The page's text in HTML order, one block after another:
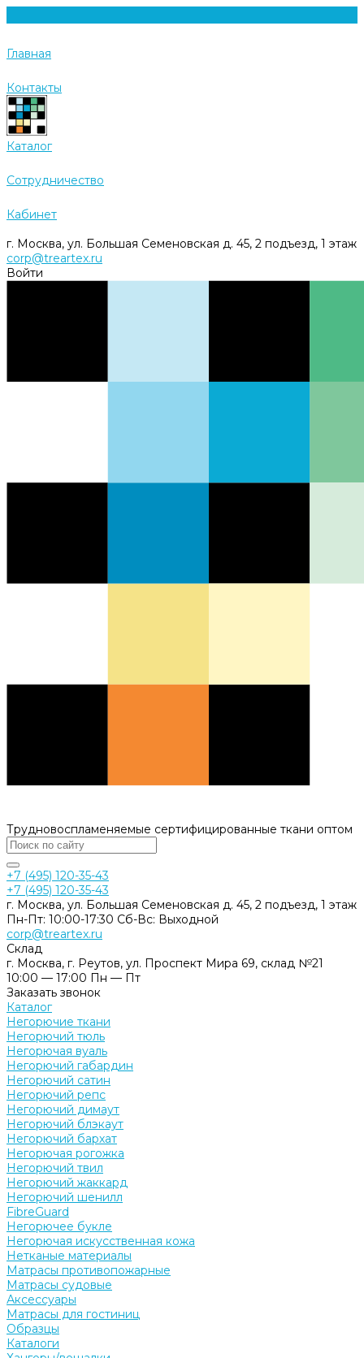
Главная
Контакты
Каталог
Cотрудничество
Кабинет
г. Москва, ул. Большая Семеновская д. 45, 2 подъезд, 1 этаж
corp@treartex.ru
Войти
Трудновоспламеняемые сертифицированные ткани оптом
+7 (495) 120-35-43
+7 (495) 120-35-43
г. Москва, ул. Большая Семеновская д. 45, 2 подъезд, 1 этаж
Пн-Пт: 10:00-17:30 Cб-Вс: Выходной
corp@treartex.ru
Склад
г. Москва, г. Реутов, ул. Проспект Мира 69, склад №21
10:00 — 17:00 Пн — Пт
Заказать звонок
Каталог
Негорючие ткани
Негорючий тюль
Негорючая вуаль
Негорючий габардин
Негорючий сатин
Негорючий репс
Негорючий димаут
Негорючий блэкаут
Негорючий бархат
Негорючая рогожка
Негорючий твил
Негорючий жаккард
Негорючий шенилл
FibreGuard
Негорючее букле
Негорючая искусственная кожа
Нетканые материалы
Матрасы противопожарные
Матрасы судовые
Аксессуары
Матрасы для гостиниц
Образцы
Каталоги